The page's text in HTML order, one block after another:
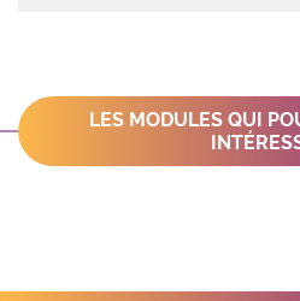
LES MODULES QUI